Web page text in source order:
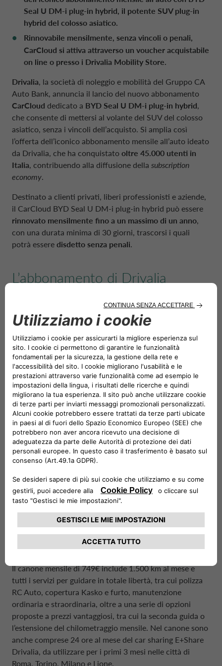
PORTOGALLO CA AUTO BANK
SPAGNA CA AUTO BANK
SVEZIA CA AUTO FINANCE
SVIZZERA CA AUTO FINANCE
Seal U DM-i plug-in hybrid, il potente SUV plug-in
hybrid del colosso asiatico.
Rinnovabile mensilmente, senza vincoli o penali,
CarCloud si attiva attraverso un voucher acquistabile
on line o presso i Drivalia Mobility Store.
Drivalia, la società di noleggio e mobilità del Gruppo CA
Auto Bank, annuncia il lancio del nuovo abbonamento
CarCloud dedicato a BYD Seal U DM-i plug-in hybrid,
che consente di mettersi al volante del SUV del colosso
asiatico, senza i vincoli dell’acquisto. Si amplia così
l’offerta dell’iconico abbonamento mensile all’auto ideato
da Drivalia, che ha conquistato oltre 45.000 utenti in
Italia, contribuendo alla diffusione della subscription
economy.
Destinato a clienti privati, liberi professionisti e aziende,
il CarCloud BYD Seal U DM-i plug-in hybrid può essere
rinnovato mensilmente fino a un massimo di un anno,
con una durata minima di 30 giorni, trascorsi i quali
potrà essere disdetto senza penali.
L’abbonamento di Drivalia
per provare – senza gli oneri
legati ad acquisto e gestione – il
SUV ibrido plug-in di BYD: un
modello con tratti futuristici,
perfetto per le famiglie, che
combina un motore elettrico ad
alte prestazioni e una batteria di
grande capacità, in grado di
estendere l’autonomia fino a
1.080 chilometri in ciclo
combinato.
Per abbonarsi al nuovo CarCloud, basta acquistare il
voucher – al costo di 299€ – e convertirlo sul sito di
CarCloud. Una volta attivato, sarà possibile prenotare il
veicolo, ritirarlo o cambiarlo con un preavviso di 48 ore
lavorative presso uno dei Drivalia Mobility Store abilitati
(Milano, Napoli, Roma e Torino).
Il canone mensile di 749€ include 1.500 km al mese e
tutti i servizi per guidare in totale libertà, tra cui polizza
RC Auto, copertura Kasko e furto, manutenzione
ordinaria e straordinaria, oltre a una serie di opzioni
proposte a prezzi vantaggiosi, tra cui la seconda guida o
l’estensione del chilometraggio mensile. Nel canone sono
anche comprese 24 ore al mese del car sharing E+Share
Drivalia, da utilizzare per i primi 3 mesi nelle città di
Roma, Torino, Milano e Lione.